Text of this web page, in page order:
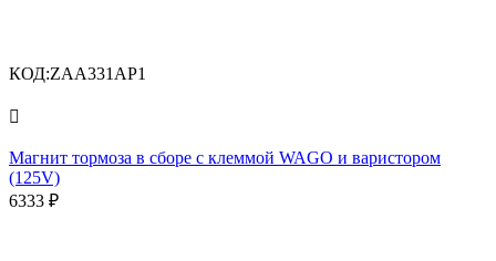
КОД:ZAA331AP1

Магнит тормоза в сборе с клеммой WAGO и варистором
(125V)
6333 ₽